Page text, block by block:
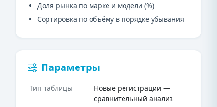
Доля рынка по марке и модели (%)
Сортировка по объёму в порядке убывания
Параметры
Тип таблицы
Новые регистрации —
сравнительный анализ